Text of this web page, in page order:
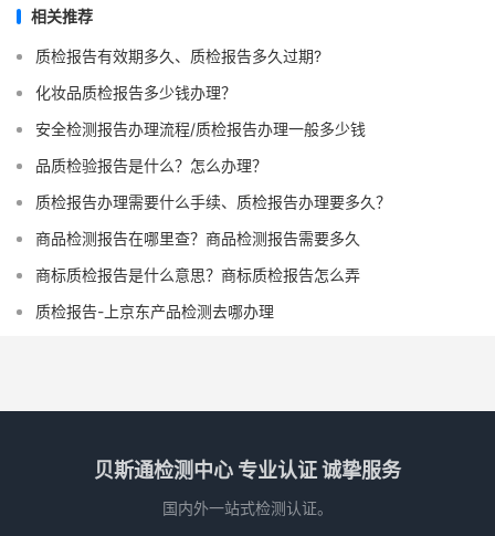
相关推荐
质检报告有效期多久、质检报告多久过期?
化妆品质检报告多少钱办理？
安全检测报告办理流程/质检报告办理一般多少钱
品质检验报告是什么？怎么办理？
质检报告办理需要什么手续、质检报告办理要多久？
商品检测报告在哪里查？商品检测报告需要多久
商标质检报告是什么意思？商标质检报告怎么弄
质检报告-上京东产品检测去哪办理
贝斯通检测中心 专业认证 诚挚服务
国内外一站式检测认证。